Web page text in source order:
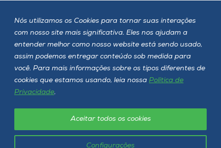
Nós utilizamos os Cookies para tornar suas interações
com nosso site mais significativa. Eles nos ajudam a
entender melhor como nosso website está sendo usado,
assim podemos entregar conteúdo sob medida para
você. Para mais informações sobre os tipos diferentes de
cookies que estamos usando, leia nossa Política de
Privacidade.
Configurações
Aceitar todos os cookies
Siga a Unoesc
Unoesc © 2026 - Todos os direitos reservados
Política de privacidade LGPD